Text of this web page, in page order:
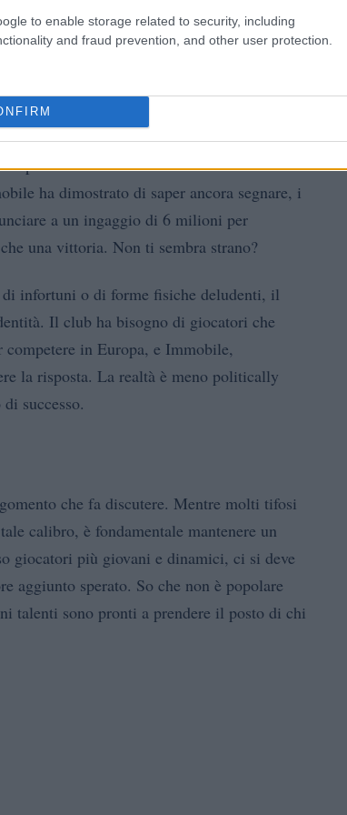
to enable storage related to security, including
and fraud prevention, and other user protection.
con 169 gol in Serie A e a un passo dalla
passato i 30 anni tendono a vedere un
ha dimostrato di saper ancora segnare, i
a un ingaggio di 6 milioni per
una vittoria. Non ti sembra strano?
infortuni o di forme fisiche deludenti, il
Il club ha bisogno di giocatori che
competere in Europa, e Immobile,
la risposta. La realtà è meno politically
successo.
che fa discutere. Mentre molti tifosi
calibro, è fondamentale mantenere un
giocatori più giovani e dinamici, ci si deve
aggiunto sperato. So che non è popolare
talenti sono pronti a prendere il posto di chi